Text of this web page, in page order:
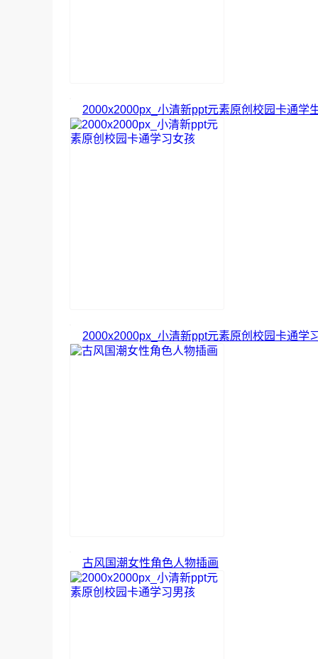
2000x2000px_小清新ppt元素原创校园卡通学
2000x2000px_小清新ppt元素原创校园卡通学
古风国潮女性角色人物插画